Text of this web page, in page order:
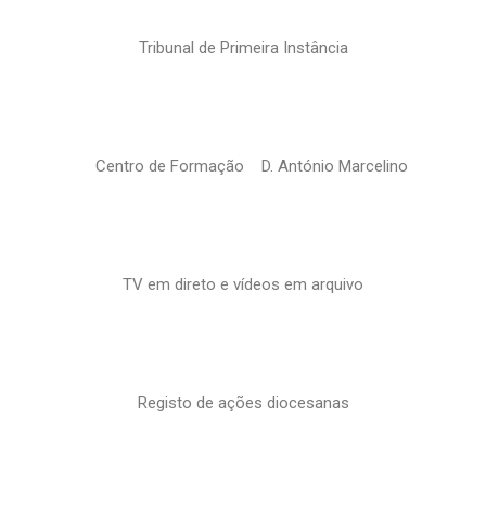
Tribunal de Primeira Instância
Centro de Formação D. António Marcelino
TV em direto e vídeos em arquivo
Registo de ações diocesanas